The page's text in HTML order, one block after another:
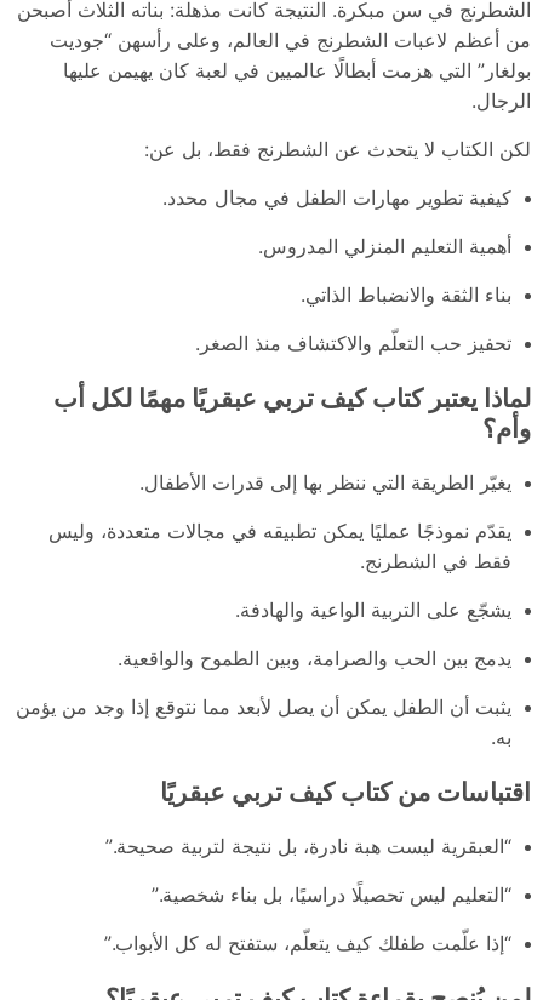
الشطرنج في سن مبكرة. النتيجة كانت مذهلة: بناته الثلاث أصبحن
من أعظم لاعبات الشطرنج في العالم، وعلى رأسهن “جوديت
بولغار” التي هزمت أبطالًا عالميين في لعبة كان يهيمن عليها
الرجال.
لكن الكتاب لا يتحدث عن الشطرنج فقط، بل عن:
كيفية تطوير مهارات الطفل في مجال محدد.
أهمية التعليم المنزلي المدروس.
بناء الثقة والانضباط الذاتي.
تحفيز حب التعلّم والاكتشاف منذ الصغر.
لماذا يعتبر كتاب كيف تربي عبقريًا مهمًا لكل أب
وأم؟
يغيّر الطريقة التي ننظر بها إلى قدرات الأطفال.
يقدّم نموذجًا عمليًا يمكن تطبيقه في مجالات متعددة، وليس
فقط في الشطرنج.
يشجّع على التربية الواعية والهادفة.
يدمج بين الحب والصرامة، وبين الطموح والواقعية.
يثبت أن الطفل يمكن أن يصل لأبعد مما نتوقع إذا وجد من يؤمن
به.
اقتباسات من كتاب كيف تربي عبقريًا
“العبقرية ليست هبة نادرة، بل نتيجة لتربية صحيحة.”
“التعليم ليس تحصيلًا دراسيًا، بل بناء شخصية.”
“إذا علّمت طفلك كيف يتعلّم، ستفتح له كل الأبواب.”